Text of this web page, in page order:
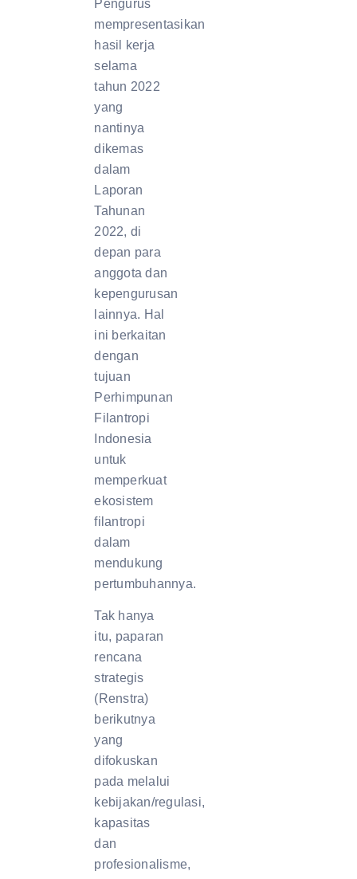
Pengurus
mempresentasikan
hasil kerja
selama
tahun 2022
yang
nantinya
dikemas
dalam
Laporan
Tahunan
2022, di
depan para
anggota dan
kepengurusan
lainnya. Hal
ini berkaitan
dengan
tujuan
Perhimpunan
Filantropi
Indonesia
untuk
memperkuat
ekosistem
filantropi
dalam
mendukung
pertumbuhannya.
Tak hanya
itu, paparan
rencana
strategis
(Renstra)
berikutnya
yang
difokuskan
pada melalui
kebijakan/regulasi,
kapasitas
dan
profesionalisme,